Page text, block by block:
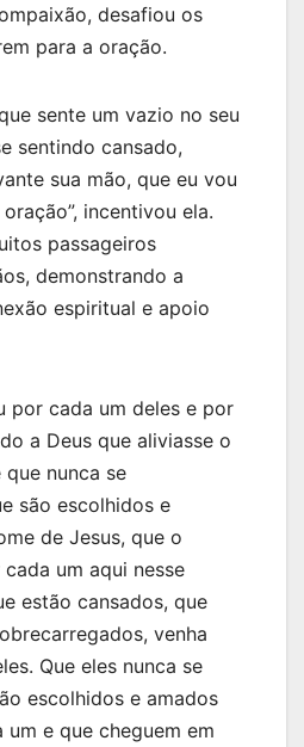
desafiou os
para a oração.
sente um vazio no seu
sentindo cansado,
sua mão, que eu vou
incentivou ela.
passageiros
demonstrando a
espiritual e apoio
por cada um deles e por
a Deus que aliviasse o
nunca se
são escolhidos e
de Jesus, que o
um aqui nesse
estão cansados, que
venha
Que eles nunca se
escolhidos e amados
um e que cheguem em